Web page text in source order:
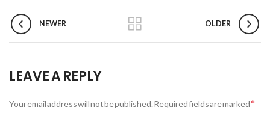
NEWER OLDER
LEAVE A REPLY
Your email address will not be published.Required fields are marked*